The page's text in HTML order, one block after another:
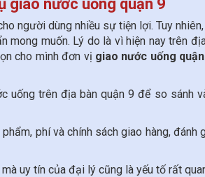
giao nước uống quận 9
người dùng nhiều sự tiện lợi. Tuy
mong muốn. Lý do là vì hiện nay trên
cho mình đơn vị giao nước uống
uống trên địa bàn quận 9 để so sánh
phí và chính sách giao hàng,
uy tín của đại lý cũng là yếu tố rất